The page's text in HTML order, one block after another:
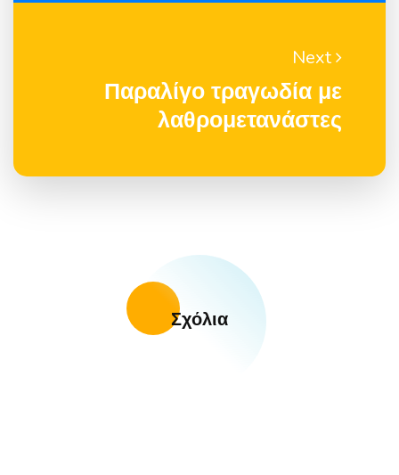
Next
Παραλίγο τραγωδία με
λαθρομετανάστες
Σχόλια